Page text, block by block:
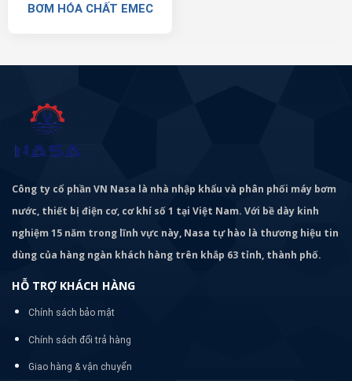
BƠM HÓA CHẤT EMEC
Công ty cổ phần VN Nasa là nhà nhập khẩu và phân phối máy bơm
nước, thiết bị điện cơ, cơ khí số 1 tại Việt Nam. Với bề dày kinh
nghiệm 15 năm trong lĩnh vực này, Nasa tự hào là thương hiệu tin
dùng của hàng ngàn khách hàng trên khắp 63 tỉnh, thành phố.
HỖ TRỢ KHÁCH HÀNG
Chính sách bảo mật
Chính sách đổi trả hàng
Giao hàng & vận chuyển